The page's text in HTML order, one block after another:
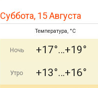
Суббота, 15 Августа
Температура, °C
Ночь +17° +19°
Утро +13° +16°